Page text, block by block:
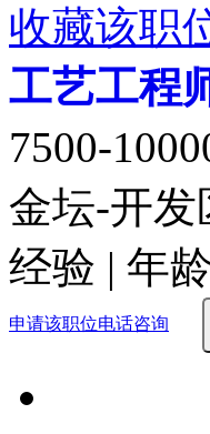
收藏该职
工艺工程
7500-
金坛-开发
经验 | 年
申请该职位电话咨询